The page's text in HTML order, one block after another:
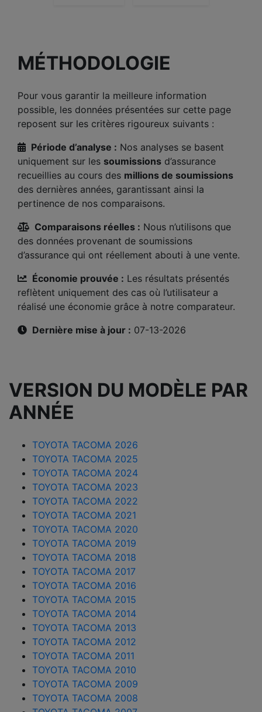
MÉTHODOLOGIE
Pour vous garantir la meilleure information
possible, les données présentées sur cette page
reposent sur les critères rigoureux suivants :
Période d’analyse : Nos analyses se basent
uniquement sur les soumissions d’assurance
recueillies au cours des millions de soumissions
des dernières années, garantissant ainsi la
pertinence de nos comparaisons.
Comparaisons réelles : Nous n’utilisons que
des données provenant de soumissions
d’assurance qui ont réellement abouti à une vente.
Économie prouvée : Les résultats présentés
reflètent uniquement des cas où l’utilisateur a
réalisé une économie grâce à notre comparateur.
Dernière mise à jour : 07-13-2026
VERSION DU MODÈLE PAR
ANNÉE
TOYOTA TACOMA 2026
TOYOTA TACOMA 2025
TOYOTA TACOMA 2024
TOYOTA TACOMA 2023
TOYOTA TACOMA 2022
TOYOTA TACOMA 2021
TOYOTA TACOMA 2020
TOYOTA TACOMA 2019
TOYOTA TACOMA 2018
TOYOTA TACOMA 2017
TOYOTA TACOMA 2016
TOYOTA TACOMA 2015
TOYOTA TACOMA 2014
TOYOTA TACOMA 2013
TOYOTA TACOMA 2012
TOYOTA TACOMA 2011
TOYOTA TACOMA 2010
TOYOTA TACOMA 2009
TOYOTA TACOMA 2008